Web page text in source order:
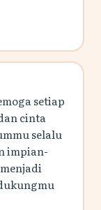
setiap
cinta
selalu
impian-